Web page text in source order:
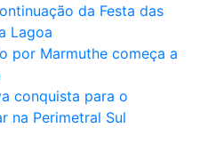
da Festa das
Lagoa
por Marmuthe começa a
conquista para o
na Perimetral Sul